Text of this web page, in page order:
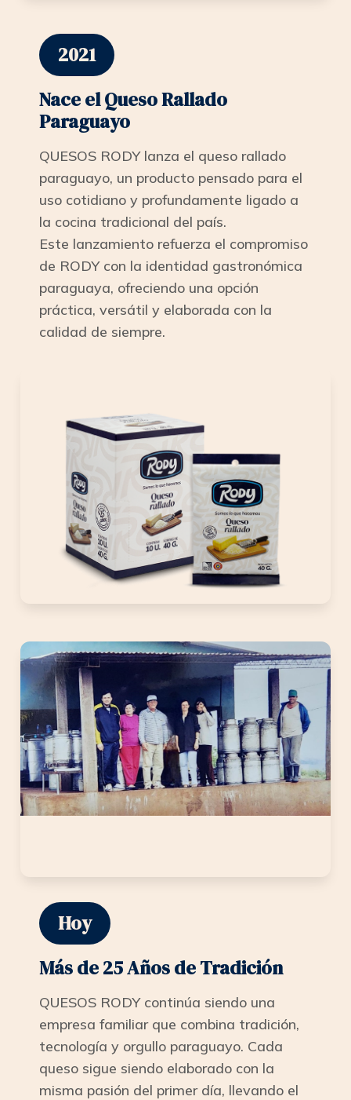
2021
Nace el Queso Rallado
Paraguayo
QUESOS RODY lanza el queso rallado
paraguayo, un producto pensado para el
uso cotidiano y profundamente ligado a
la cocina tradicional del país.
Este lanzamiento refuerza el compromiso
de RODY con la identidad gastronómica
paraguaya, ofreciendo una opción
práctica, versátil y elaborada con la
calidad de siempre.
Hoy
Más de 25 Años de Tradición
QUESOS RODY continúa siendo una
empresa familiar que combina tradición,
tecnología y orgullo paraguayo. Cada
queso sigue siendo elaborado con la
misma pasión del primer día, llevando el